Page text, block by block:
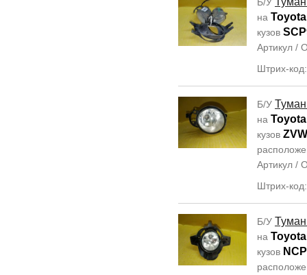
на
кузов
Артикул /
Штрих-
Б/У
на
кузов
Артикул /
Штрих-
Б/У
на
кузов